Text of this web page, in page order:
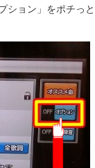
ション」をポチっと